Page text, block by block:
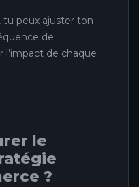
tu peux ajuster ton
de
l’impact de chaque
le
?